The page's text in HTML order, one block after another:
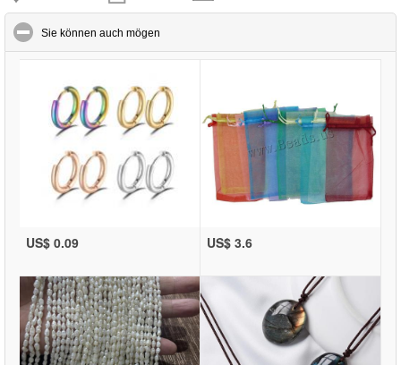
Sie können auch mögen
US$ 0.09 US$ 3.6